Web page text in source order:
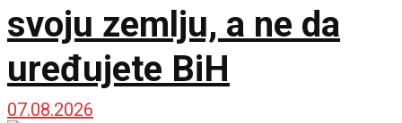
svoju zemlju, a ne da
uređujete BiH
07.08.2026